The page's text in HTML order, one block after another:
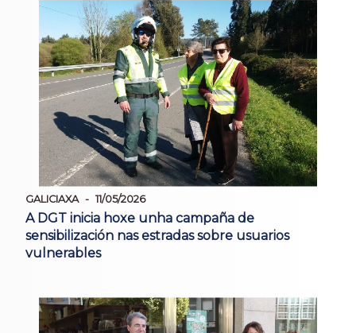
GALICIAXA 11/05/2026
A DGT inicia hoxe unha campaña de
sensibilización nas estradas sobre usuarios
vulnerables